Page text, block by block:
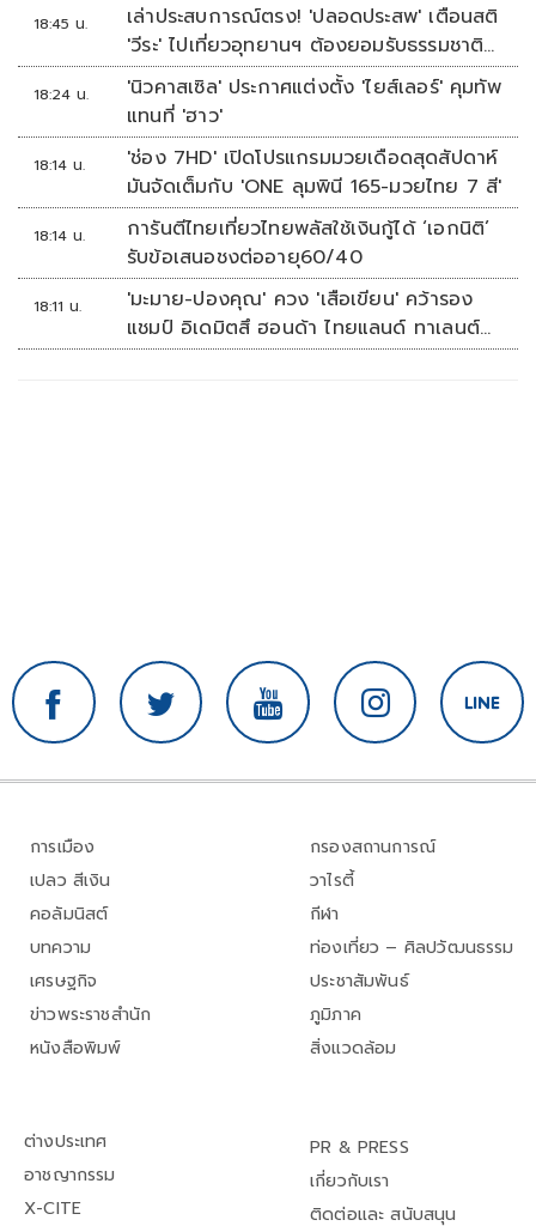
18:45 น.
เล่าประสบการณ์ตรง! 'ปลอดประสพ' เตือนสติ
'วีระ' ไปเที่ยวอุทยานฯ ต้องยอมรับธรรมชาติ
ดิบๆให้ได้
18:24 น.
'นิวคาสเซิล' ประกาศแต่งตั้ง 'ไยส์เลอร์' คุมทัพ
แทนที่ 'ฮาว'
18:14 น.
'ช่อง 7HD' เปิดโปรแกรมมวยเดือดสุดสัปดาห์
มันจัดเต็มกับ 'ONE ลุมพินี 165-มวยไทย 7 สี'
18:14 น.
การันตีไทยเที่ยวไทยพลัสใช้เงินกู้ได้ ‘เอกนิติ’
รับข้อเสนอชงต่ออายุ60/40
18:11 น.
'มะมาย-ปองคุณ' ควง 'เสือเขียน' คว้ารอง
แชมป์ อิเดมิตสึ ฮอนด้า ไทยแลนด์ ทาเลนต์
คัพ สนาม 3
การเมือง
เปลว สีเงิน
คอลัมนิสต์
บทความ
เศรษฐกิจ
ข่าวพระราชสำนัก
หนังสือพิมพ์
กรองสถานการณ์
วาไรตี้
กีฬา
ท่องเที่ยว – ศิลปวัฒนธรรม
ประชาสัมพันธ์
ภูมิภาค
สิ่งแวดล้อม
ต่างประเทศ
อาชญากรรม
X-CITE
PR & PRESS
เกี่ยวกับเรา
ติดต่อและ สนับสนุน